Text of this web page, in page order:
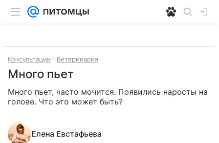
Консультации Ветеринария
Много пьет
Много пьет, часто мочится. Появились наросты на
голове. Что это может быть?
Eлена Eвстафьева